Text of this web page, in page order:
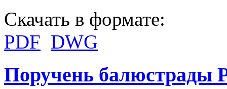
Скачать в формате:
PDF DWG
Поручень балюстрады